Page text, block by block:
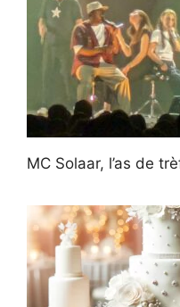
MC Solaar, l’as de